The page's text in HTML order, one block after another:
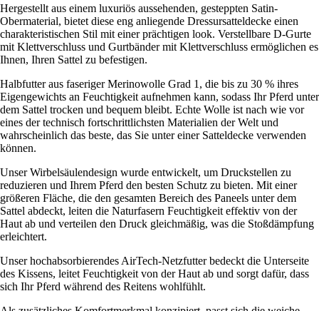
Hergestellt aus einem luxuriös aussehenden, gesteppten Satin-
Obermaterial, bietet diese eng anliegende Dressursatteldecke einen
charakteristischen Stil mit einer prächtigen look. Verstellbare D-Gurte
mit Klettverschluss und Gurtbänder mit Klettverschluss ermöglichen es
Ihnen, Ihren Sattel zu befestigen.
Halbfutter aus faseriger Merinowolle Grad 1, die bis zu 30 % ihres
Eigengewichts an Feuchtigkeit aufnehmen kann, sodass Ihr Pferd unter
dem Sattel trocken und bequem bleibt. Echte Wolle ist nach wie vor
eines der technisch fortschrittlichsten Materialien der Welt und
wahrscheinlich das beste, das Sie unter einer Satteldecke verwenden
können.
Unser Wirbelsäulendesign wurde entwickelt, um Druckstellen zu
reduzieren und Ihrem Pferd den besten Schutz zu bieten. Mit einer
größeren Fläche, die den gesamten Bereich des Paneels unter dem
Sattel abdeckt, leiten die Naturfasern Feuchtigkeit effektiv von der
Haut ab und verteilen den Druck gleichmäßig, was die Stoßdämpfung
erleichtert.
Unser hochabsorbierendes AirTech-Netzfutter bedeckt die Unterseite
des Kissens, leitet Feuchtigkeit von der Haut ab und sorgt dafür, dass
sich Ihr Pferd während des Reitens wohlfühlt.